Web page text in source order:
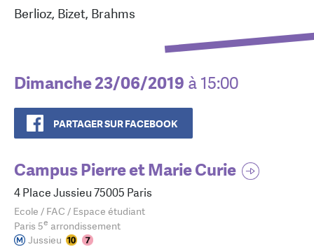
Berlioz, Bizet, Brahms
Dimanche 23/06/2019 à 15:00
PARTAGER SUR FACEBOOK
Campus Pierre et Marie Curie
4 Place Jussieu 75005 Paris
Ecole / FAC / Espace étudiant
Paris 5e arrondissement
Jussieu